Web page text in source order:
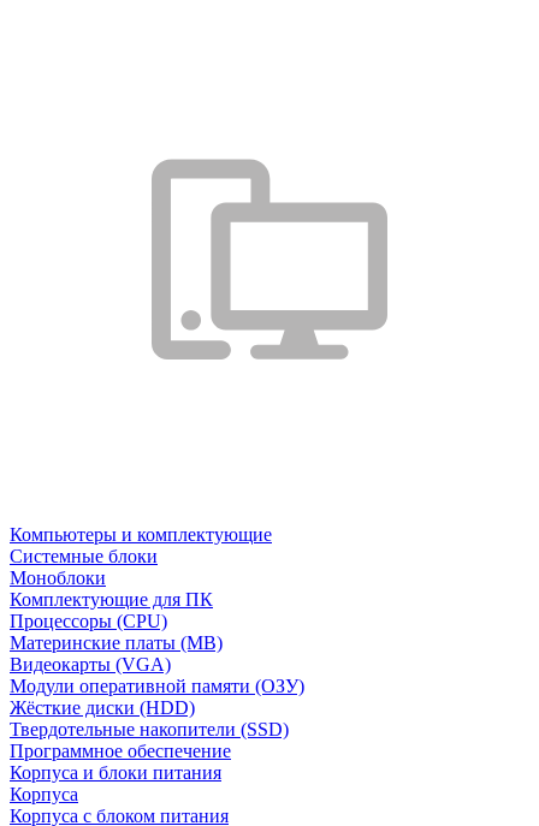
Компьютеры и комплектующие
Системные блоки
Моноблоки
Комплектующие для ПК
Процессоры (CPU)
Материнские платы (MB)
Видеокарты (VGA)
Модули оперативной памяти (ОЗУ)
Жёсткие диски (HDD)
Твердотельные накопители (SSD)
Программное обеспечение
Корпуса и блоки питания
Корпуса
Корпуса с блоком питания